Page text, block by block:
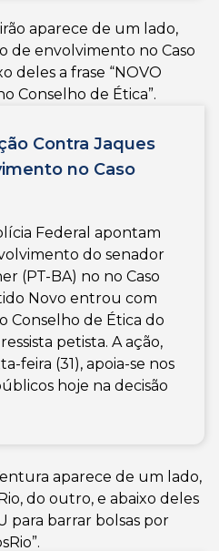
Contra Jaques
no Caso
Federal apontam
do senador
(PT-BA) no no Caso
Novo entrou com
Conselho de Ética do
petista. A ação,
feira (31), apoia-se nos
hoje na decisão